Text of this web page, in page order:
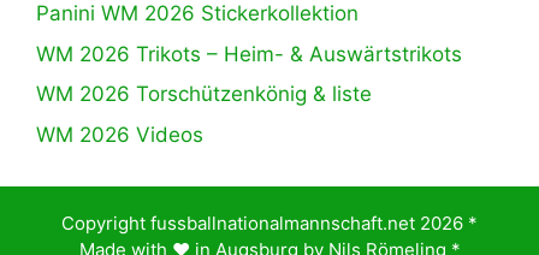
Panini WM 2026 Stickerkollektion
WM 2026 Trikots – Heim- & Auswärtstrikots
WM 2026 Torschützenkönig & liste
WM 2026 Videos
Copyright fussballnationalmannschaft.net 2026 *
Made with ♥️ in Augsburg by Nils Römeling *